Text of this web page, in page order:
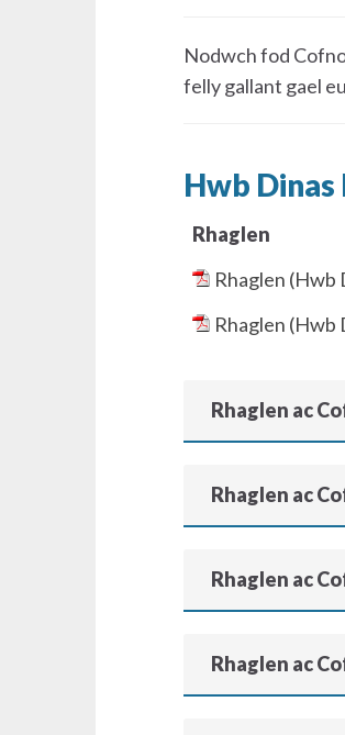
Nodwch fod
felly gallant gael
Hwb
Rhaglen
Rhaglen (Hwb
Rhaglen (Hwb
Rhaglen ac
Rhaglen ac
Rhaglen ac
Rhaglen ac